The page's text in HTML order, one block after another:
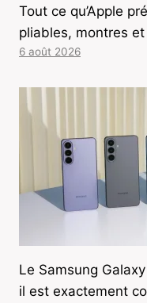
Tout ce qu’Apple
pliables, montres
6 août 2026
Le Samsung
il est exactement